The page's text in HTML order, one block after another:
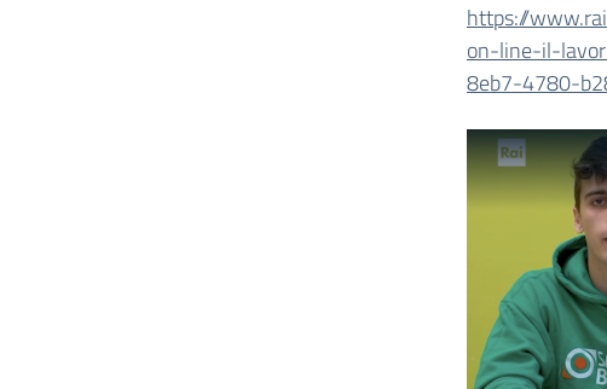
https://
on-line-il-
8eb7-4780-